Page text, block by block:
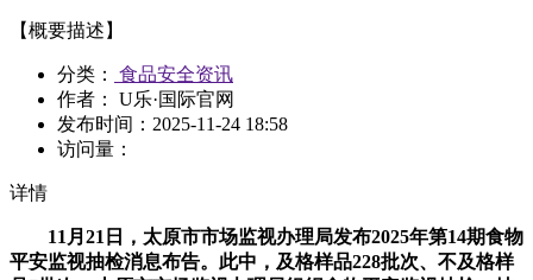
【概要描述】
分类：
食品安全资讯
作者： U乐·国际官网
发布时间： 2025-11-24 18:58
访问量：
详情
11月21日，太原市市场监视办理局发布2025年第14期食物
平安监视抽检消息布告。此中，及格样品228批次、不及格样